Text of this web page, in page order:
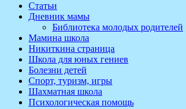
Статьи
Дневник мамы
Библиотека молодых родителей
Мамина школа
Никиткина страница
Школа для юных гениев
Болезни детей
Спорт, туризм, игры
Шахматная школа
Психологическая помощь